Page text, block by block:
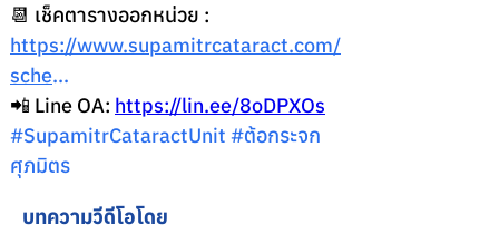
📆 เช็คตารางออกหน่วย :
https://www.supamitrcataract.com/
sche...
📲 Line OA: https://lin.ee/8oDPXOs
#SupamitrCataractUnit #ต้อกระจก
ศุภมิตร
บทความวีดีโอโดย